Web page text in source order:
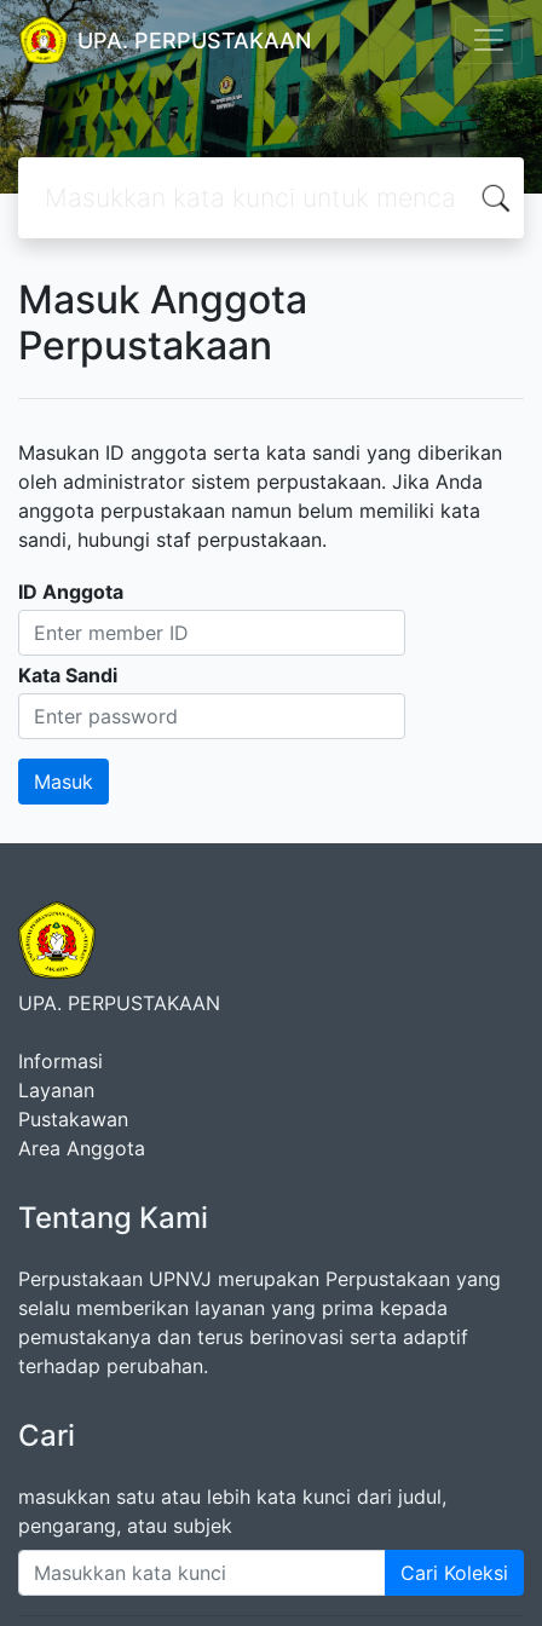
UPA. PERPUSTAKAAN
Masuk Anggota
Perpustakaan
Masukan ID anggota serta kata sandi yang diberikan
oleh administrator sistem perpustakaan. Jika Anda
anggota perpustakaan namun belum memiliki kata
sandi, hubungi staf perpustakaan.
ID Anggota
Kata Sandi
UPA. PERPUSTAKAAN
Informasi
Layanan
Pustakawan
Area Anggota
Tentang Kami
Perpustakaan UPNVJ merupakan Perpustakaan yang
selalu memberikan layanan yang prima kepada
pemustakanya dan terus berinovasi serta adaptif
terhadap perubahan.
Cari
masukkan satu atau lebih kata kunci dari judul,
pengarang, atau subjek
Cari Koleksi